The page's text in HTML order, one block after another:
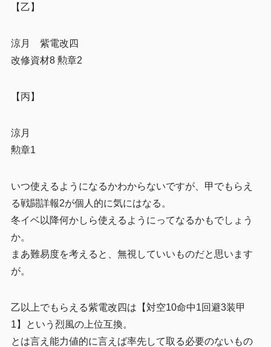
【乙】
涼月 紫電改四
改修資材8 勲章2
【丙】
涼月
勲章1
いつ使えるようになるかわからないですが、甲でもらえ
る戦闘詳報2が個人的に気にはなる。
冬イベ以降何かしら使えるようにってなるかもでしょう
か。
まあ難易度を考えると、無視していいものだと思います
が。
乙以上でもらえる紫電改四は【対空10命中1回避3装甲
1】という烈風の上位互換。
とは言え能力値的に言えば率先して取る必要のないもの